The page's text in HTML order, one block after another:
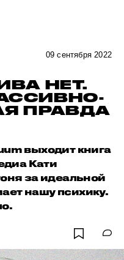
09 сентября 2022
НЕТ.
ПРАВДА
выходит книга
Кати
за идеальной
нашу психику.